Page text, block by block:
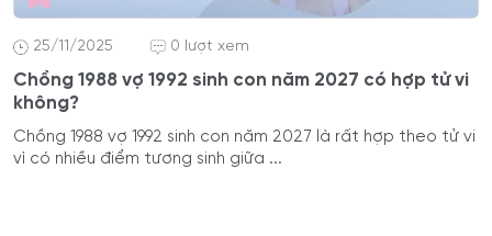
25/11/2025 0 lượt xem
Chồng 1988 vợ 1992 sinh con năm 2027 có hợp tử vi
không?
Chồng 1988 vợ 1992 sinh con năm 2027 là rất hợp theo tử vi
vì có nhiều điểm tương sinh giữa ...